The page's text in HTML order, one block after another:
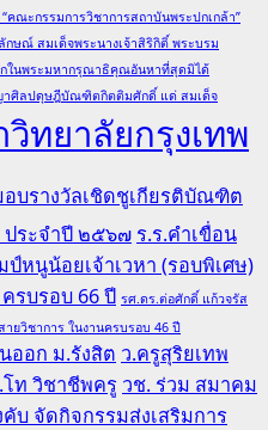
คณะกรรมการวิชาการสถาบันพระปกเกล้า”
ษณ์ สมเด็จพระนางเจ้าสิริกิติ์ พระบรม
ในพระมหากรุณาธิคุณอันหาที่สุดมิได้
าศิลปดุษฎีบัณฑิตกิตติมศักดิ์ แด่ สมเด็จ
ทยาลัยกรุงเทพ
บรางวัลเชิดชูเกียรติบัณฑิต
ประจำปี ๒๕๖๗ ร.ร.คำเขื่อน
หนูน้อยเจ้าเวหา (รอบพิเศษ)
รบรอบ 66 ปี รศ.ดร.ต่อศักดิ์ แก้วจรัส
ยวิชาการ ในงานครบรอบ 46 ปี
ออก ม.รังสิต ว.ครูสุริยเทพ
ท วิชาชีพครู วช. ร่วม สมาคม
บ จัดกิจกรรมส่งเสริมการ